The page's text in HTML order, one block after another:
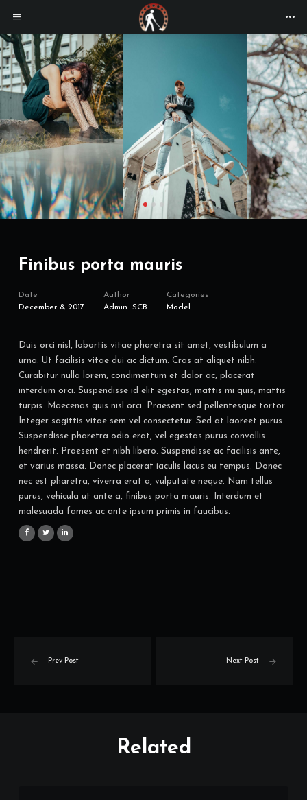
Finibus porta mauris
Date
December 8, 2017
Author
Admin_SCB
Categories
Model
Duis orci nisl, lobortis vitae pharetra sit amet, vestibulum a
urna. Ut facilisis vitae dui ac dictum. Cras at aliquet nibh.
Curabitur nulla lorem, condimentum et dolor ac, placerat
interdum orci. Suspendisse id elit egestas, mattis mi quis, mattis
turpis. Maecenas quis nisl orci. Praesent sed pellentesque tortor.
Integer sagittis vitae sem vel consectetur. Sed at laoreet purus.
Suspendisse pharetra odio erat, vel egestas purus convallis
hendrerit. Praesent et nibh libero. Suspendisse ac facilisis ante,
et varius massa. Donec placerat iaculis lacus eu tempus. Donec
nec est pharetra, viverra erat a, vulputate neque. Nam tellus
purus, vehicula ut ante a, finibus porta mauris. Interdum et
malesuada fames ac ante ipsum primis in faucibus.
Prev Post Next Post
Related